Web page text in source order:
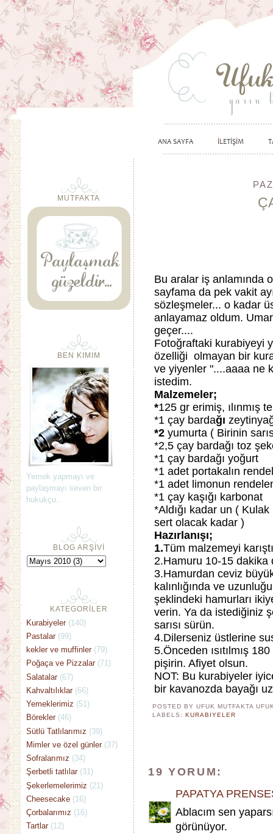
Bu aralar iş anlamında
sayfama da pek vakit
sözleşmeler... o kadar
anlayamaz oldum.
geçer....
Fotoğraftaki kurabiyeyi
özelliği olmayan bir
ve yiyenler "....aaaa ne
istedim.
Malzemeler;
*125 gr erimiş, ılınmış
*1 çay bardağı
*2 yumurta ( Birinin
*2,5 çay bardağı toz
*1 çay bardağı yoğurt
*1 adet portakalın
*1 adet limonun
*1 çay kaşığı karbonat
*Aldığı kadar un (
sert olacak kadar )
Hazırlanışı;
1.Tüm malzemeyi
2.Hamuru 10-15 dakika
3.Hamurdan ceviz
kalınlığında ve
şeklindeki hamurları
verin. Ya da istediğiniz
sarısı sürün.
4.Dilerseniz üstlerine
5.Önceden ısıtılmış
pişirin. Afiyet olsun.
NOT: Bu kurabiyeler
bir kavanozda bayağı
POSTED BY UFUK MUTFAKTA
LABELS:KURABIYELER
19 YORUM:
PAPATYA
Ablacım sen
görünüyor.
MUTFAKTA
BEN KIMIM
Yemek yapmayı ve
paylaşmayı seven bir
hukukçu..
BLOG ARŞİVİ
KATEGORİLER
Kurabiyeler (140)
Pastalar (99)
kekler ve muffinler (79)
Poğaça ve Pizzalar (71)
Salatalar (67)
Kahvaltılıklar (66)
Yemeklerimiz (51)
Börekler (46)
Sütlü Tatlılarımız (39)
Mimler ve özel günler (37)
Sofralarımız (34)
Şerbetli tatlılar (31)
Şekerlemelerimiz (21)
Cheesecake (16)
Çorbalarımız (16)
Tartlar (12)